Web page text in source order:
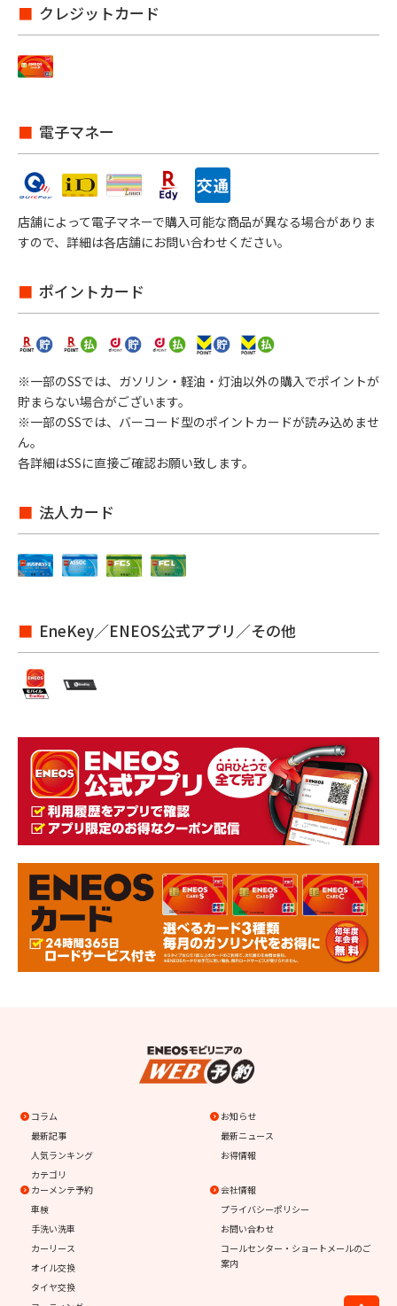
クレジットカード
電子マネー
店舗によって電子マネーで購入可能な商品が異なる場合がありま
すので、詳細は各店舗にお問い合わせください。
ポイントカード
※一部のSSでは、ガソリン・軽油・灯油以外の購入でポイントが
貯まらない場合がございます。
※一部のSSでは、バーコード型のポイントカードが読み込めませ
ん。
各詳細はSSに直接ご確認お願い致します。
法人カード
EneKey／ENEOS公式アプリ／その他
コラム
最新記事
人気ランキング
カテゴリ
お知らせ
最新ニュース
お得情報
カーメンテ予約
車検
手洗い洗車
カーリース
オイル交換
タイヤ交換
会社情報
プライバシーポリシー
お問い合わせ
コールセンター・ショートメールのご
案内